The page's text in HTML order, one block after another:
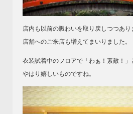
店内も以前の賑わいを取り戻しつつあり
店舗へのご来店も増えてまいりました。
衣装試着中のフロアで「わぁ！素敵！」
やはり嬉しいものですね。